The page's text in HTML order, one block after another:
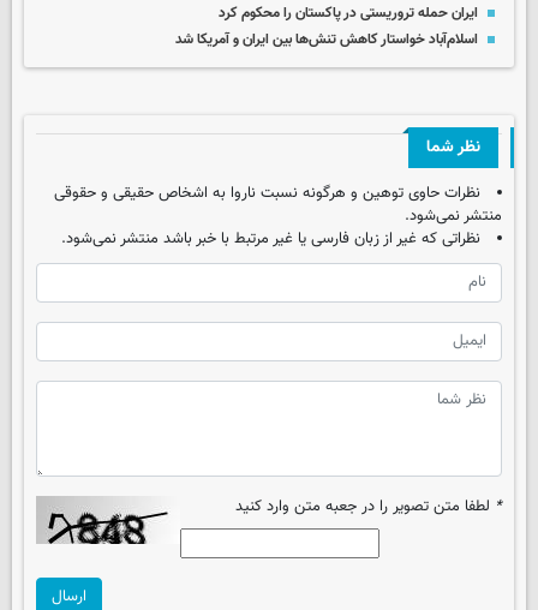
ایران حمله تروریستی در پاکستان را محکوم کرد
اسلام‌آباد خواستار کاهش تنش‌ها بین ایران و آمریکا شد
نظر شما
نظرات حاوی توهین و هرگونه نسبت ناروا به اشخاص حقیقی و حقوقی
منتشر نمی‌شود.
نظراتی که غیر از زبان فارسی یا غیر مرتبط با خبر باشد منتشر نمی‌شود.
* لطفا متن تصویر را در جعبه متن وارد کنید
ارسال